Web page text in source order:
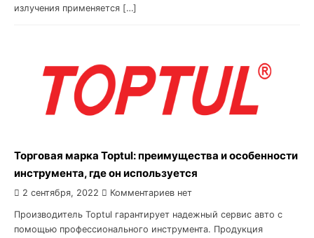
излучения применяется […]
Торговая марка Toptul: преимущества и особенности
инструмента, где он используется
2 сентября, 2022 Комментариев нет
Производитель Toptul гарантирует надежный сервис авто с
помощью профессионального инструмента. Продукция